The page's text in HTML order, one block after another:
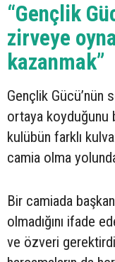
“Gençlik
zirveye
kazanmak”
Gençlik Gücü’nün
ortaya koyduğunu
kulübün farklı
camia olma
Bir camiada
olmadığını ifade
ve özveri